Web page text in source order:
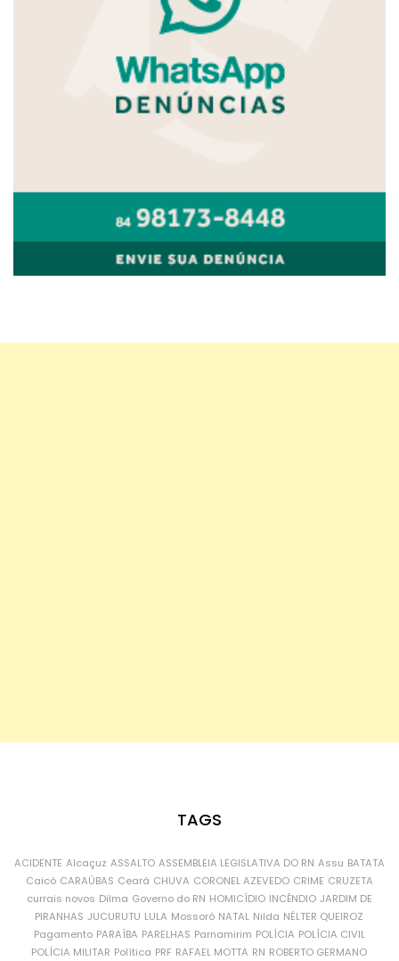
TAGS
ACIDENTE Alcaçuz ASSALTO ASSEMBLEIA LEGISLATIVA DO RN Assu BATATA
Caicó CARAÚBAS Ceará CHUVA CORONEL AZEVEDO CRIME CRUZETA
currais novos Dilma Governo do RN HOMICÍDIO INCÊNDIO JARDIM DE
PIRANHAS JUCURUTU LULA Mossoró NATAL Nilda NÉLTER QUEIROZ
Pagamento PARAÍBA PARELHAS Parnamirim POLÍCIA POLÍCIA CIVIL
POLÍCIA MILITAR Política PRF RAFAEL MOTTA RN ROBERTO GERMANO